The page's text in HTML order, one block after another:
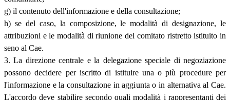
g) il contenuto dell'informazione e della consultazione;
h) se del caso, la composizione, le modalità di designazione, le
attribuzioni e le modalità di riunione del comitato ristretto istituito in
seno al Cae.
3. La direzione centrale e la delegazione speciale di negoziazione
possono decidere per iscritto di istituire una o più procedure per
l'informazione e la consultazione in aggiunta o in alternativa al Cae.
L'accordo deve stabilire secondo quali modalità i rappresentanti dei